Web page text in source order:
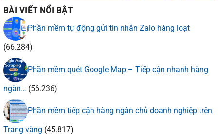
BÀI VIẾT NỔI BẬT
Phần mềm tự động gửi tin nhắn Zalo hàng loạt
(66.284)
Phần mềm quét Google Map – Tiếp cận nhanh hàng
ngàn… (56.236)
Phần mềm tiếp cận hàng ngàn chủ doanh nghiệp trên
Trang vàng (45.817)